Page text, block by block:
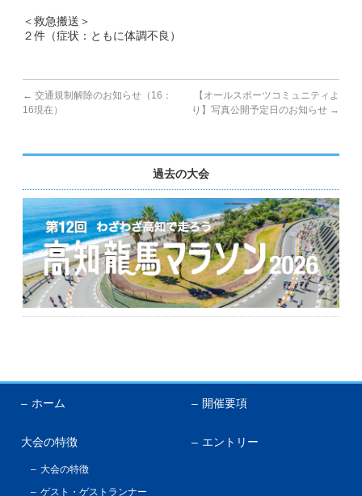
Q&A | お問い合わせ
お問い合わせ
＜救急搬送＞
２件（症状：ともに体調不良）
← 交通規制解除のお知らせ（16：
16現在）
【オールスポーツコミュニティよ
り】写真公開予定日のお知らせ →
過去の大会
ホーム 開催要項
大会の特徴
大会の特徴
ゲスト・ゲストランナー
エントリー